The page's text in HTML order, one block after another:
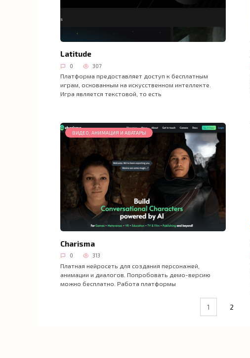
Latitude
0 307
Платформа предоставляет доступ к бесплатным
играм, основанным на искусственном интеллекте.
Игра является текстовой, то есть
ВИДЕО, АНИМАЦИЯ И АВАТАРЫ
Charisma
0 313
Платная нейросеть для создания персонажей,
анимации и диалогов. Попробовать демо-версию
можно бесплатно. Работа платформы
1 2